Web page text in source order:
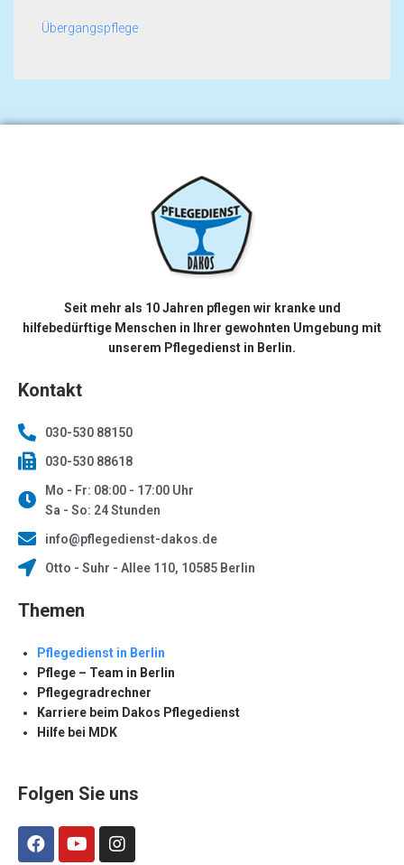
Übergangspflege
Seit mehr als 10 Jahren pflegen wir kranke und
hilfebedürftige Menschen in Ihrer gewohnten Umgebung mit
unserem Pflegedienst in Berlin.
Kontakt
030-530 88150
030-530 88618
Mo - Fr: 08:00 - 17:00 Uhr
Sa - So: 24 Stunden
info@pflegedienst-dakos.de
Otto - Suhr - Allee 110, 10585 Berlin
Themen
Pflegedienst in Berlin
Pflege – Team in Berlin
Pflegegradrechner
Karriere beim Dakos Pflegedienst
Hilfe bei MDK
Folgen Sie uns